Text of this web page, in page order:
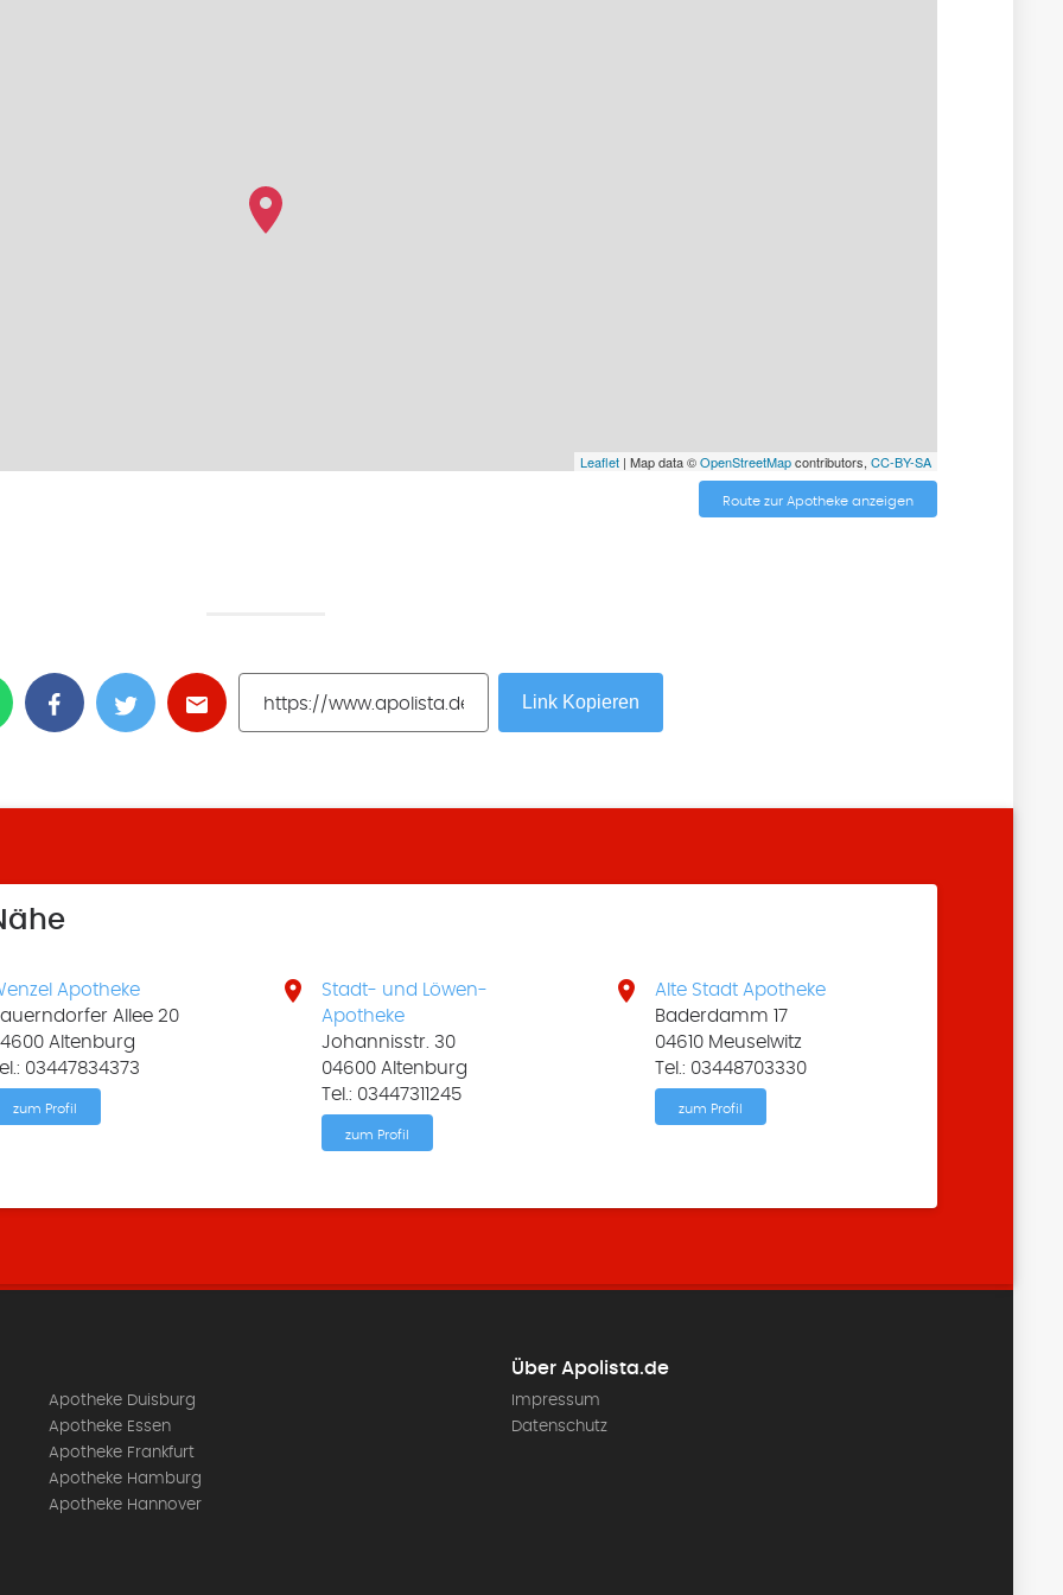
Leaflet| Map data ©OpenStreetMapcontributors, CC-BY-SA
Route zur Apotheke anzeigen
Link Kopieren
Apotheke
Allee 20
Altenburg
03447834373
zum Profil

Stadt- und Löwen-
Apotheke
Johannisstr. 30
04600 Altenburg
Tel.: 03447311245
zum Profil

Alte Stadt Apotheke
Baderdamm 17
04610 Meuselwitz
Tel.: 03448703330
zum Profil
Apotheke Duisburg
Apotheke Essen
Apotheke Frankfurt
Apotheke Hamburg
Apotheke Hannover
Über Apolista.de
Impressum
Datenschutz